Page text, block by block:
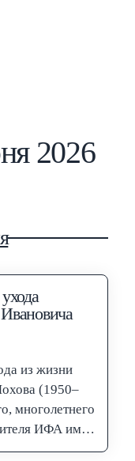
2026
из жизни
(1950–
многолетнего
ИФА им.